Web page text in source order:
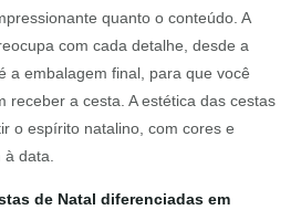
quanto o conteúdo. A
com cada detalhe, desde a
a embalagem final, para que você
receber a cesta. A estética das cestas
o espírito natalino, com cores e
data.
de Natal diferenciadas em